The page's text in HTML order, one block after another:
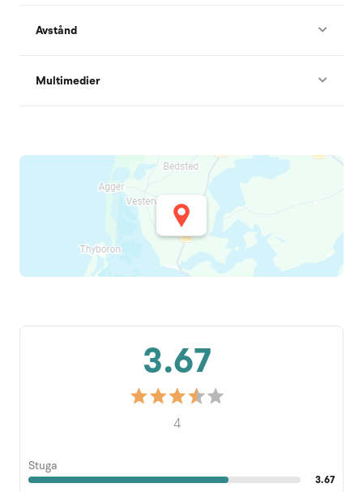
Avstånd
Multimedier
3.67
4
Stuga
3.67